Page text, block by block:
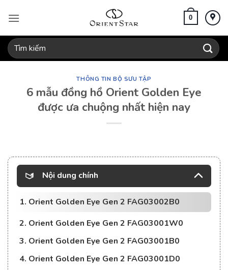
qua
dung
0
Tìm
kiếm:
THÔNG TIN BỘ SƯU TẬP
6 mẫu đồng hồ Orient Golden Eye
được ưa chuộng nhất hiện nay
Nội dung chính
1. Orient Golden Eye Gen 2 FAG03002B0
2. Orient Golden Eye Gen 2 FAG03001W0
3. Orient Golden Eye Gen 2 FAG03001B0
4. Orient Golden Eye Gen 2 FAG03001D0